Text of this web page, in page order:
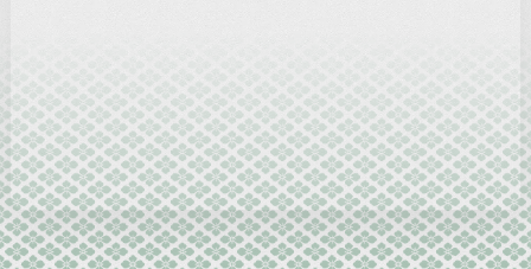
2024-10
2024-09